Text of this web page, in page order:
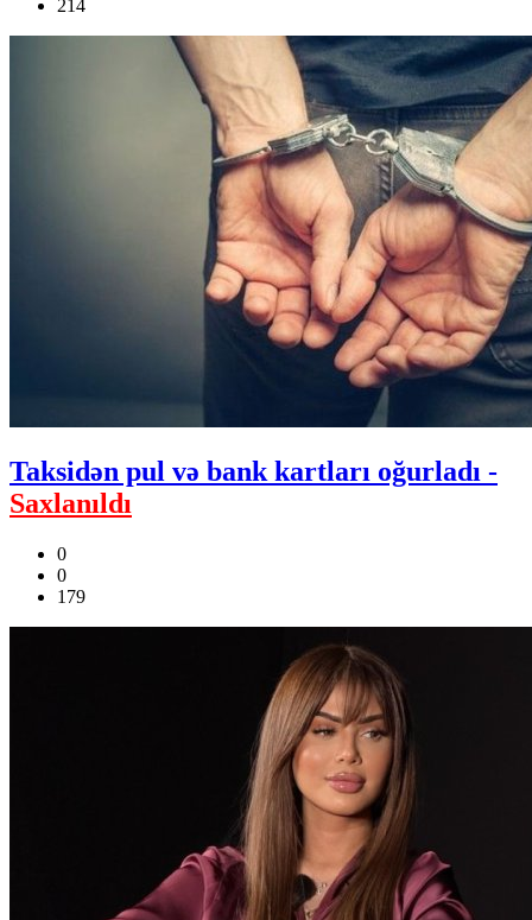
214
Taksidən pul və bank kartları oğurladı -
Saxlanıldı
0
0
179